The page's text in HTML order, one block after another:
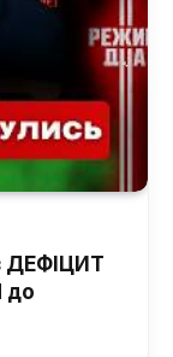
ДЕФІЦИТ
до